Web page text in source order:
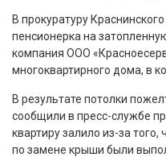
В прокуратуру
пенсионерка на
компания ООО
многоквартирного дома, в
В результате потолки
сообщили в пресс-службе
квартиру залило из-за
по замене крыши были